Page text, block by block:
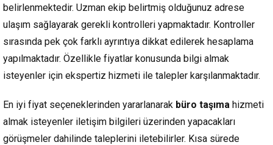
belirlenmektedir. Uzman ekip belirtmiş olduğunuz adrese
ulaşım sağlayarak gerekli kontrolleri yapmaktadır. Kontroller
sırasında pek çok farklı ayrıntıya dikkat edilerek hesaplama
yapılmaktadır. Özellikle fiyatlar konusunda bilgi almak
isteyenler için ekspertiz hizmeti ile talepler karşılanmaktadır.
En iyi fiyat seçeneklerinden yararlanarak büro taşıma hizmeti
almak isteyenler iletişim bilgileri üzerinden yapacakları
görüşmeler dahilinde taleplerini iletebilirler. Kısa sürede